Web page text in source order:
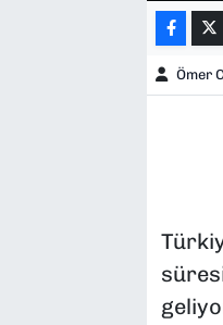
Ömer